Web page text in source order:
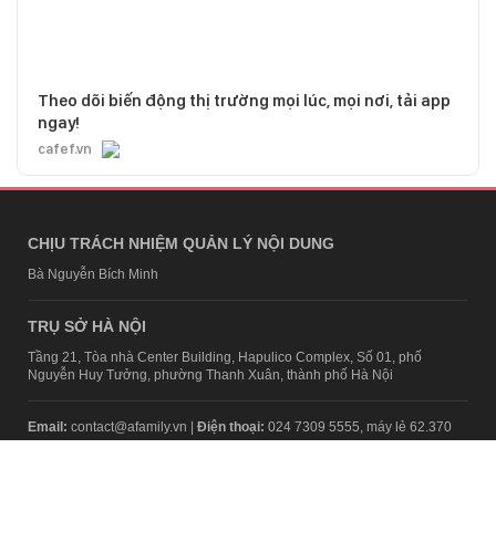
Theo dõi biến động thị trường mọi lúc, mọi nơi, tải app
ngay!
cafef.vn
CHỊU TRÁCH NHIỆM QUẢN LÝ NỘI DUNG
Bà Nguyễn Bích Minh
TRỤ SỞ HÀ NỘI
Tầng 21, Tòa nhà Center Building, Hapulico Complex, Số 01, phố
Nguyễn Huy Tưởng, phường Thanh Xuân, thành phố Hà Nội
Email: contact@afamily.vn | Điện thoại: 024 7309 5555, máy lẻ 62.370